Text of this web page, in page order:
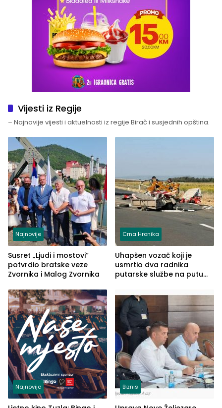
Vijesti iz Regije
– Najnovije vijesti i aktuelnosti iz regije Birač i susjednih opština.
Najnovije
Susret „Ljudi i mostovi“
potvrdio bratske veze
Zvornika i Malog Zvornika
Crna Hronika
Uhapšen vozač koji je
usmrtio dva radnika
putarske službe na putu
(FOTO)
Najnovije Biznis